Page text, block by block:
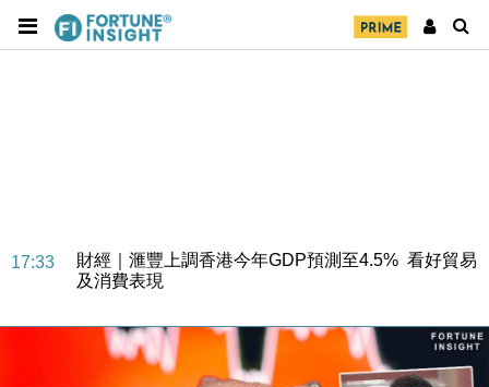
17:33
財經｜滙豐上調香港今年GDP預測至4.5% 看好貿易
及消費表現
損失近6900萬元
財經｜日經失守6.5萬點後回穩 全周仍升近2%